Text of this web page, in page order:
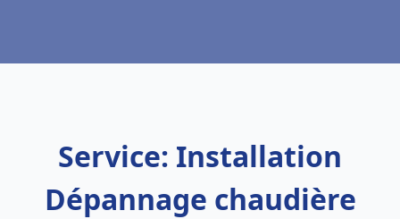
Service: Installation
Dépannage chaudière